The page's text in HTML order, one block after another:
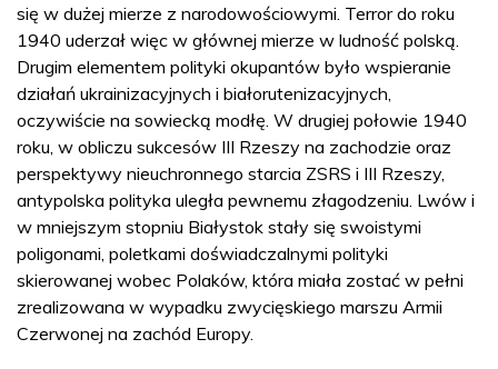
się w dużej mierze z narodowościowymi. Terror do roku
1940 uderzał więc w głównej mierze w ludność polską.
Drugim elementem polityki okupantów było wspieranie
działań ukrainizacyjnych i białorutenizacyjnych,
oczywiście na sowiecką modłę. W drugiej połowie 1940
roku, w obliczu sukcesów III Rzeszy na zachodzie oraz
perspektywy nieuchronnego starcia ZSRS i III Rzeszy,
antypolska polityka uległa pewnemu złagodzeniu. Lwów i
w mniejszym stopniu Białystok stały się swoistymi
poligonami, poletkami doświadczalnymi polityki
skierowanej wobec Polaków, która miała zostać w pełni
zrealizowana w wypadku zwycięskiego marszu Armii
Czerwonej na zachód Europy.